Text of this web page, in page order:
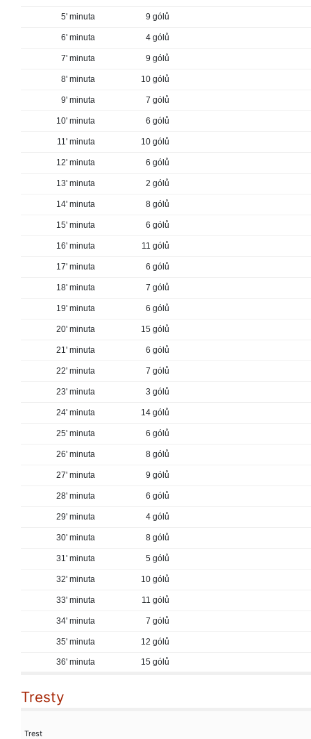
5' minuta 9 gólů
6' minuta 4 gólů
7' minuta 9 gólů
8' minuta 10 gólů
9' minuta 7 gólů
10' minuta 6 gólů
11' minuta 10 gólů
12' minuta 6 gólů
13' minuta 2 gólů
14' minuta 8 gólů
15' minuta 6 gólů
16' minuta 11 gólů
17' minuta 6 gólů
18' minuta 7 gólů
19' minuta 6 gólů
20' minuta 15 gólů
21' minuta 6 gólů
22' minuta 7 gólů
23' minuta 3 gólů
24' minuta 14 gólů
25' minuta 6 gólů
26' minuta 8 gólů
27' minuta 9 gólů
28' minuta 6 gólů
29' minuta 4 gólů
30' minuta 8 gólů
31' minuta 5 gólů
32' minuta 10 gólů
33' minuta 11 gólů
34' minuta 7 gólů
35' minuta 12 gólů
36' minuta 15 gólů
Tresty
Trest